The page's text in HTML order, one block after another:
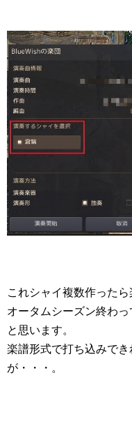
これシャイ複数作った
オータムシーズン終わ
と思います。
楽譜形式で打ち込みで
が・・・。